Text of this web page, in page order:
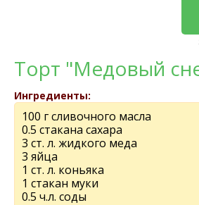
Торт "Медовый
Ингредиенты:
100 г сливочного масла
0.5 стакана сахара
3 ст. л. жидкого меда
3 яйца
1 ст. л. коньяка
1 стакан муки
0.5 ч.л. соды